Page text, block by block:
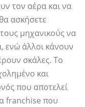
τον αέρα και να
ασκήσετε
μηχανικούς να
ενώ άλλοι κάνουν
σκάλες. Το
και
που αποτελεί
franchise που